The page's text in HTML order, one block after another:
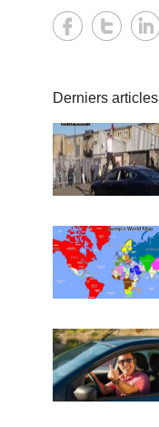
Derniers articles